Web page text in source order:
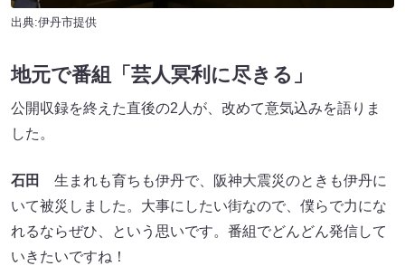
出典:伊丹市提供
地元で番組「芸人冥利に尽きる」
公開収録を終えた直後の2人が、改めて意気込みを語りま
した。
石田 生まれも育ちも伊丹で、阪神大震災のときも伊丹に
いて被災しました。大事にしたい街なので、僕らで力にな
れるならぜひ、という思いです。番組でどんどん発信して
いきたいですね！